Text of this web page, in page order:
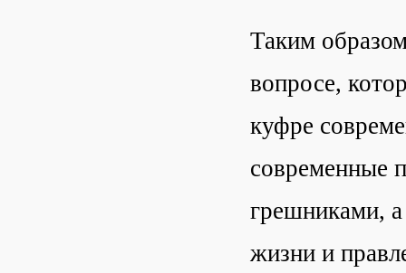
Таким
вопросе,
куфре
современные
грешниками,
жизни и